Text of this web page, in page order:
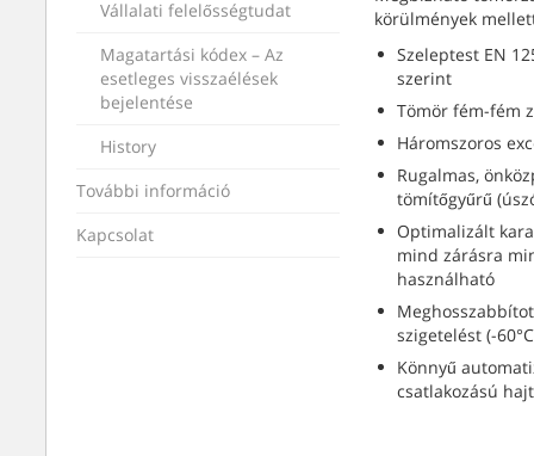
körülmények
Szeleptest EN
szerint
Tömör fém-fém
Háromszoros
Rugalmas,
tömítőgyűrű
Optimalizált
mind zárásra
használható
szigetelést (-
Könnyű
csatlakozású
Vállalati felelősségtudat
Magatartási kódex – Az
esetleges visszaélések
bejelentése
History
További információ
Kapcsolat